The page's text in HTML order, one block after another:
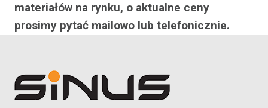
materiałów na rynku, o aktualne ceny
prosimy pytać mailowo lub telefonicznie.